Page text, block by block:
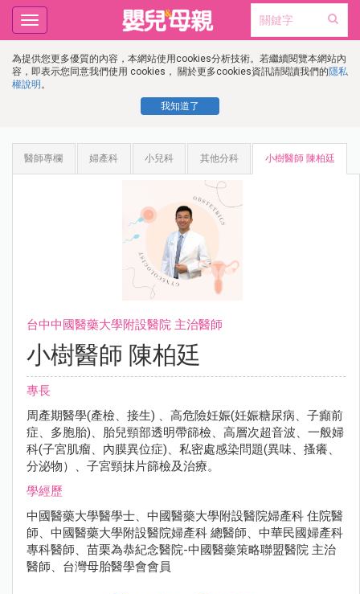
為提供您更多優質的內容，本網站使用cookies分析技術。若繼續閱覽本網站內
容，即表示您同意我們使用 cookies， 關於更多cookies資訊請閱讀我們的隱私
權說明 。
我知道了
Toggle
navigation
醫師專欄 婦產科 小兒科 其他分科 小樹醫師 陳柏廷
台中中國醫藥大學附設醫院 主治醫師
小樹醫師 陳柏廷
專長
周產期醫學(產檢、接生) 、高危險妊娠(妊娠糖尿病、子癲前
症、多胞胎)、胎兒頸部透明帶篩檢、高層次超音波、一般婦
科(子宮肌瘤、內膜異位症)、私密處感染問題(異味、搔癢、
分泌物）、子宮頸抹片篩檢及治療。
學經歷
中國醫藥大學醫學士、中國醫藥大學附設醫院婦產科 住院醫
師、中國醫藥大學附設醫院婦產科 總醫師、中華民國婦產科
專科醫師、苗栗為恭紀念醫院-中國醫藥策略聯盟醫院 主治
醫師、台灣母胎醫學會會員